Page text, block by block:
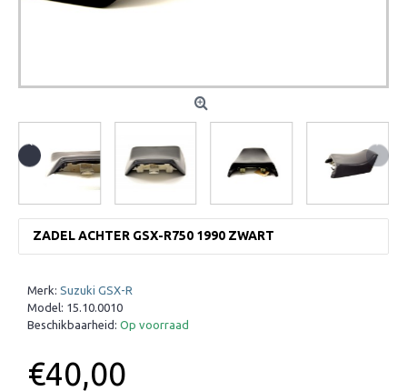
ZADEL ACHTER GSX-R750 1990 ZWART
Merk: Suzuki GSX-R
Model: 15.10.0010
Beschikbaarheid: Op voorraad
€40,00